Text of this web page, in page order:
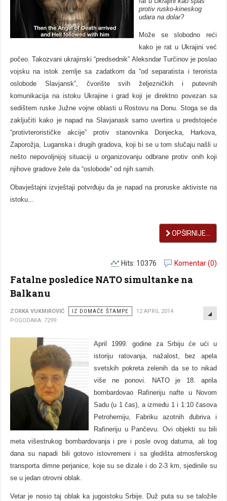
protiv rusko-kineskog
udara na dolar?
Može se slobodno reći
kako je rat u Ukrajini već
počeo. Takozvani ukrajinski “predsednik” Aleksndar Turčinov je poslao
vojsku na istok zemlje sa zadatkom da “od separatista i terorista
oslobode Slavjansk”, čvorište svih željezničkih i putevnih
komunikacija na istoku Ukrajine i grad koji je direktno povezan sa
sedištem ruske Južne vojne oblasti u Rostovu na Donu. Stoga se da
zaključiti kako je napad na Slavjanask samo uvertira u predstojeće
“protivterorističke akcije” protiv stanovnika Donjecka, Harkova,
Zaporožja, Luganska i drugih gradova, koji bi se u tom slučaju našli u
nešto nepovoljnijoj situaciji u organizovanju odbrane protiv onih koji
njihove gradove žele da “oslobode” od njih samih.
Obavještajni izvještaji potvrđuju da je napad na proruske aktiviste na
istoku...
OPŠIRNIJE...
Komentar (0)
Hits: 10376
Fatalne posledice NATO simultanke na
Balkanu
ZORKA VUKMIROVIĆ IZ DOMAĆE ŠTAMPE
12 APRIL 2014
POGODAKA: 7299
April 1999. godine za Srbiju će ući u
istoriju ratovanja, nažalost, bez apela
svetskih pokreta zelenih da se to nikad
više ne ponovi. NATO je 18. aprila
bombardovao Rafineriju nafte u Novom
Sadu (u 1 čas), a između 1 i 1:10 časova
Petrohemiju, Fabriku azotnih đubriva i
Rafineriju u Pančevu. Ovi objekti su bili
meta višestrukog bombardovanja i pre i posle ovog datuma, ali tog
dana su napadi bili gotovo istovremeni i sa gledišta atmosferskog
transporta dimne perjanice, koje su se dizale i do 2-3 km, sjedinile su
se u jedan otrovni oblak.
Vetar je nosio taj oblak ka jugoistoku Srbije. Duž puta su se taložile